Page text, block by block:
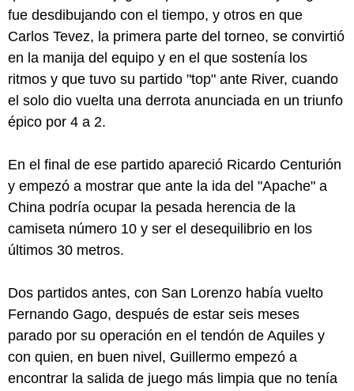
fue desdibujando con el tiempo, y otros en que
Carlos Tevez, la primera parte del torneo, se convirtió
en la manija del equipo y en el que sostenía los
ritmos y que tuvo su partido "top" ante River, cuando
el solo dio vuelta una derrota anunciada en un triunfo
épico por 4 a 2.
En el final de ese partido apareció Ricardo Centurión
y empezó a mostrar que ante la ida del "Apache" a
China podría ocupar la pesada herencia de la
camiseta número 10 y ser el desequilibrio en los
últimos 30 metros.
Dos partidos antes, con San Lorenzo había vuelto
Fernando Gago, después de estar seis meses
parado por su operación en el tendón de Aquiles y
con quien, en buen nivel, Guillermo empezó a
encontrar la salida de juego más limpia que no tenía